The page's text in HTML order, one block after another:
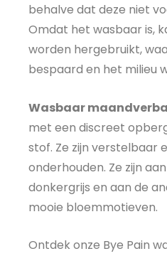
behalve dat deze niet
Omdat het wasbaar is,
worden hergebruikt,
bespaard en het milieu
Wasbaar
met een discreet
stof. Ze zijn verstelbaar
onderhouden. Ze zijn
donkergrijs en aan de
mooie bloemmotieven.
Ontdek onze Bye Pain